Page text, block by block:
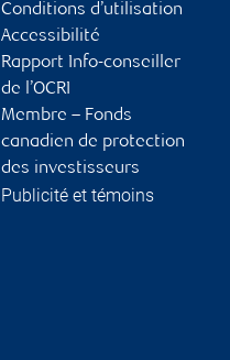
Conditions d’utilisation
Accessibilité
Rapport Info-conseiller
de l’OCRI
Membre – Fonds
canadien de protection
des investisseurs
Publicité et témoins